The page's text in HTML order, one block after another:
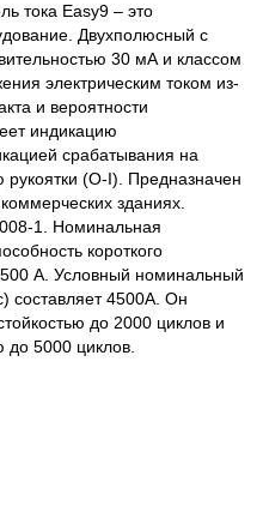
тока Easy9 – это
Двухполюсный с
30 мА и классом
электрическим током из-
и вероятности
индикацию
срабатывания на
(O-I). Предназначен
зданиях.
1. Номинальная
короткого
А. Условный номинальный
составляет 4500A. Он
до 2000 циклов и
до 5000 циклов.